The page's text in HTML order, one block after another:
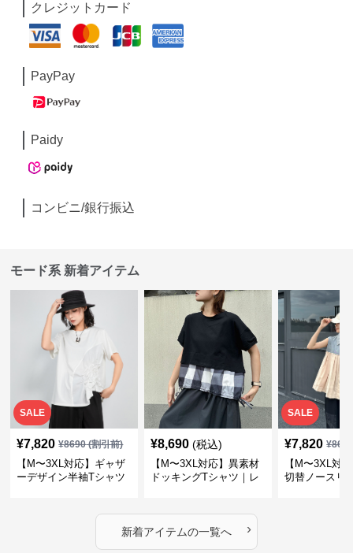
クレジットカード
PayPay
Paidy
コンビニ/銀行振込
モード系 新着アイテム
SALE
¥7,820 ¥8690(割引前)
【M〜3XL対応】ギャザ
ーデザイン半袖Tシャツ
¥8,690 (税込)
【M〜3XL対応】異素材
ドッキングTシャツ｜レ
カバー・大人モード
SALE
¥7,820 ¥
【M〜3XL対
切替ノースリ
新着アイテムの一覧へ ›